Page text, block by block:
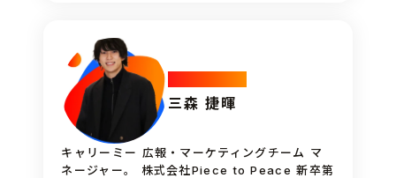
三森 捷暉
キャリーミー 広報・マーケティングチーム マ
ネージャー。 株式会社Piece to Peace 新卒第